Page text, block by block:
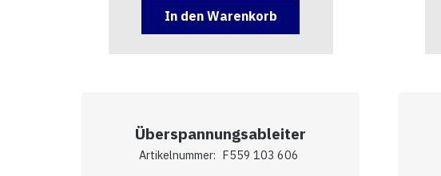
AP
AZK
In den Warenkorb
Überspannungsableiter
Artikelnummer: F559 103 606